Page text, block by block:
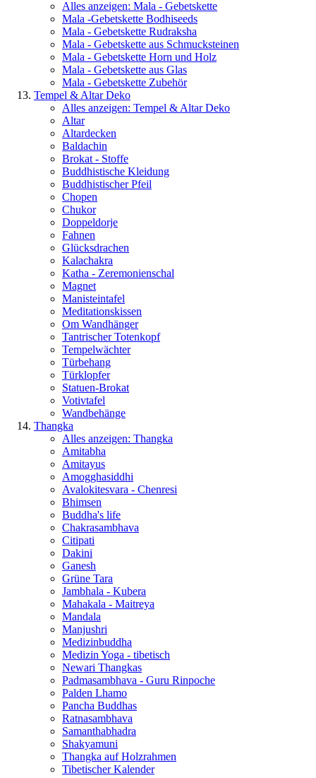
Alles anzeigen: Mala - Gebetskette
Mala -Gebetskette Bodhiseeds
Mala - Gebetskette Rudraksha
Mala - Gebetskette aus Schmucksteinen
Mala - Gebetskette Horn und Holz
Mala - Gebetskette aus Glas
Mala - Gebetskette Zubehör
Tempel & Altar Deko
Alles anzeigen: Tempel & Altar Deko
Altar
Altardecken
Baldachin
Brokat - Stoffe
Buddhistische Kleidung
Buddhistischer Pfeil
Chopen
Chukor
Doppeldorje
Fahnen
Glücksdrachen
Kalachakra
Katha - Zeremonienschal
Magnet
Manisteintafel
Meditationskissen
Om Wandhänger
Tantrischer Totenkopf
Tempelwächter
Türbehang
Türklopfer
Statuen-Brokat
Votivtafel
Wandbehänge
Thangka
Alles anzeigen: Thangka
Amitabha
Amitayus
Amogghasiddhi
Avalokitesvara - Chenresi
Bhimsen
Buddha's life
Chakrasambhava
Citipati
Dakini
Ganesh
Grüne Tara
Jambhala - Kubera
Mahakala - Maitreya
Mandala
Manjushri
Medizinbuddha
Medizin Yoga - tibetisch
Newari Thangkas
Padmasambhava - Guru Rinpoche
Palden Lhamo
Pancha Buddhas
Ratnasambhava
Samanthabhadra
Shakyamuni
Thangka auf Holzrahmen
Tibetischer Kalender